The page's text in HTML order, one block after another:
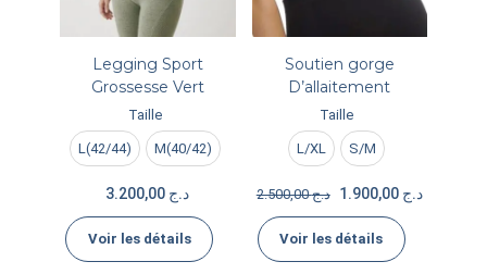
Legging Sport
Grossesse Vert
Taille
L(42/44) M(40/42)
د.ج
Voir les détails
Soutien gorge
D’allaitement
Taille
L/XL S/M
د.ج2.500,00 د.ج 1.900,00
Voir les détails